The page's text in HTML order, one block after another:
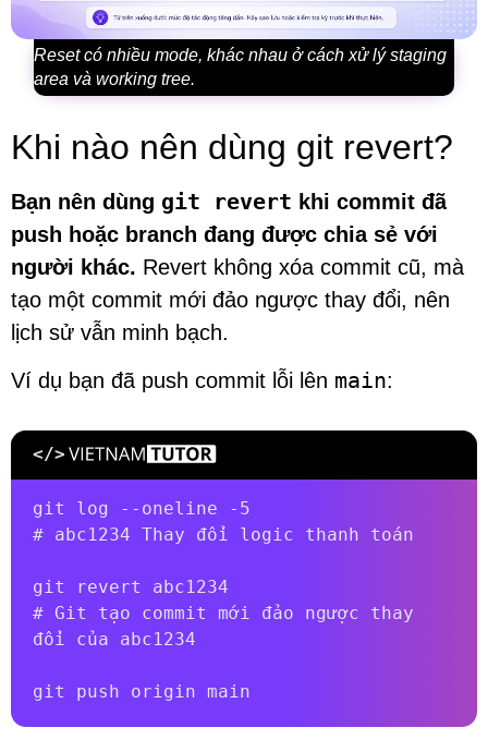
Reset có nhiều mode, khác nhau ở cách xử lý staging
area và working tree.
Khi nào nên dùng git revert?
Bạn nên dùng git revert khi commit đã
push hoặc branch đang được chia sẻ với
người khác. Revert không xóa commit cũ, mà
tạo một commit mới đảo ngược thay đổi, nên
lịch sử vẫn minh bạch.
Ví dụ bạn đã push commit lỗi lên main:
git log --oneline -5
# abc1234 Thay đổi logic thanh toán
git revert abc1234
# Git tạo commit mới đảo ngược thay
đổi của abc1234
git push origin main